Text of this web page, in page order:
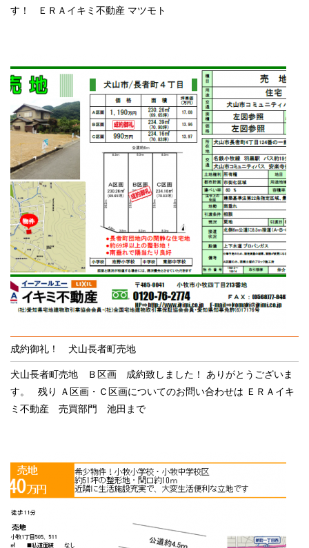
す！ ＥＲＡイキミ不動産 マツモト
成約御礼！ 犬山長者町売地
犬山長者町売地 Ｂ区画 成約致しました！ ありがとうございま
す。 残り Ａ区画・Ｃ区画についてのお問い合わせは ＥＲＡイキ
ミ不動産 売買部門 池田まで